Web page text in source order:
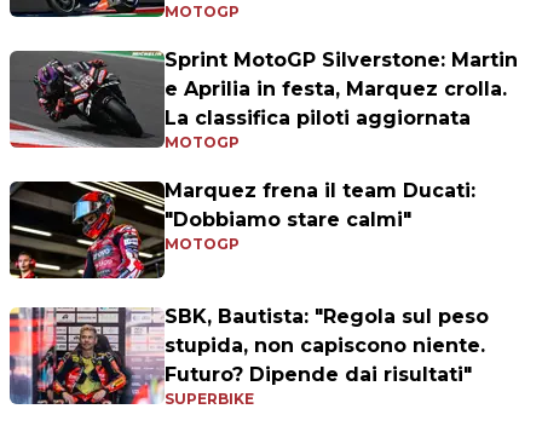
MOTOGP
Sprint MotoGP Silverstone: Martin
e Aprilia in festa, Marquez crolla.
La classifica piloti aggiornata
MOTOGP
Marquez frena il team Ducati:
"Dobbiamo stare calmi"
MOTOGP
SBK, Bautista: "Regola sul peso
stupida, non capiscono niente.
Futuro? Dipende dai risultati"
SUPERBIKE